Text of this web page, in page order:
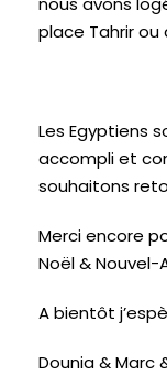
place Tahrir ou
Les Egyptiens
accompli et
souhaitons
Merci encore
Noël & Nouvel-
A bientôt
Dounia & Marc